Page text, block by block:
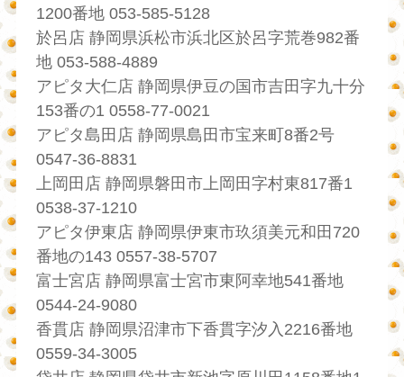
1200番地 053-585-5128
於呂店 静岡県浜松市浜北区於呂字荒巻982番
地 053-588-4889
アピタ大仁店 静岡県伊豆の国市吉田字九十分
153番の1 0558-77-0021
アピタ島田店 静岡県島田市宝来町8番2号
0547-36-8831
上岡田店 静岡県磐田市上岡田字村東817番1
0538-37-1210
アピタ伊東店 静岡県伊東市玖須美元和田720
番地の143 0557-38-5707
富士宮店 静岡県富士宮市東阿幸地541番地
0544-24-9080
香貫店 静岡県沼津市下香貫字汐入2216番地
0559-34-3005